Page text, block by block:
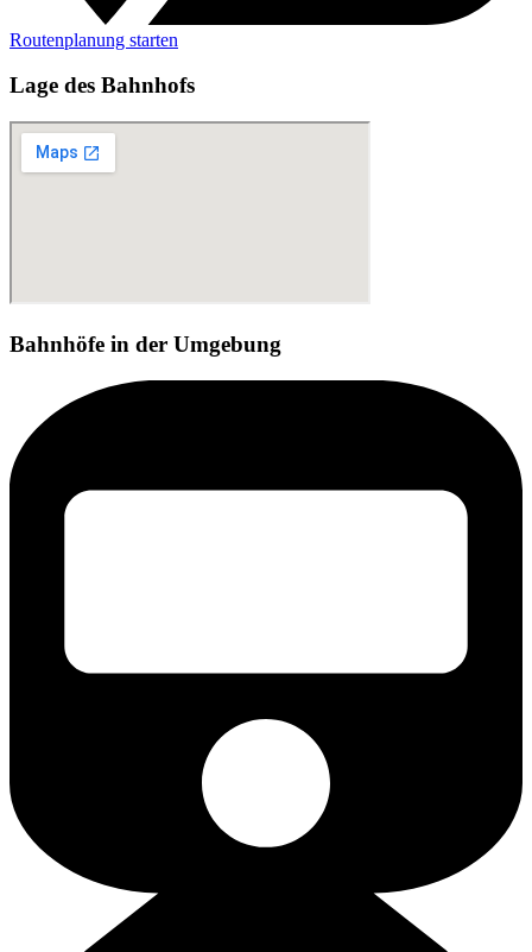
Routenplanung starten
Lage des Bahnhofs
Bahnhöfe in der Umgebung